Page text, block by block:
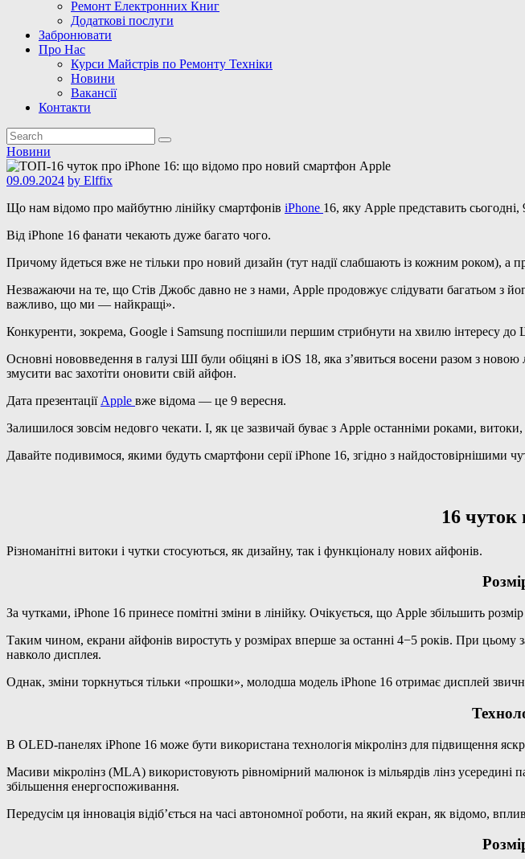
Ремонт Електронних Книг
Додаткові послуги
Забронювати
Про Нас
Курси Майстрів по Ремонту Техніки
Новини
Вакансії
Контакти
Новини
09.09.2024 by Elffix
Що нам відомо про майбутню лінійку смартфонів iPhone 16, яку Apple представить сьогодні,
Від iPhone 16 фанати чекають дуже багато чого.
Причому йдеться вже не тільки про новий дизайн (тут надії слабшають із кожним роком), а
Незважаючи на те, що Стів Джобс давно не з нами, Apple продовжує слідувати багатьом з
важливо, що ми — найкращі».
Конкуренти, зокрема, Google і Samsung поспішили першим стрибнути на хвилю інтересу
Основні нововведення в галузі ШІ були обіцяні в iOS 18, яка з’явиться восени разом з
змусити вас захотіти оновити свій айфон.
Дата презентації Apple вже відома — це 9 вересня.
Залишилося зовсім недовго чекати. І, як це зазвичай буває з Apple останніми роками,
Давайте подивимося, якими будуть смартфони серії iPhone 16, згідно з найдостовірнішими
16 чуток
Різноманітні витоки і чутки стосуються, як дизайну, так і функціоналу нових айфонів.
За чутками, iPhone 16 принесе помітні зміни в лінійку. Очікується, що Apple збільшить
Таким чином, екрани айфонів виростуть у розмірах вперше за останні 4−5 років. При цьому
навколо дисплея.
Однак, зміни торкнуться тільки «прошки», молодша модель iPhone 16 отримає дисплей
В OLED-панелях iPhone 16 може бути використана технологія мікролінз для підвищення
Масиви мікролінз (MLA) використовують рівномірний малюнок із мільярдів лінз усередині
збільшення енергоспоживання.
Передусім ця інновація відіб’ється на часі автономної роботи, на який екран, як відомо,